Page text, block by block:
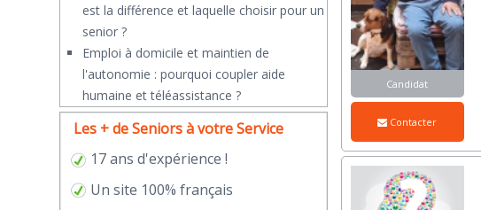
Candidat
Contacter
est la différence et laquelle choisir pour un
senior ?
​Emploi à domicile et maintien de
l'autonomie : pourquoi coupler aide
humaine et téléassistance ?
Les + de Seniors à votre Service
17 ans d'expérience !
Un site 100% français